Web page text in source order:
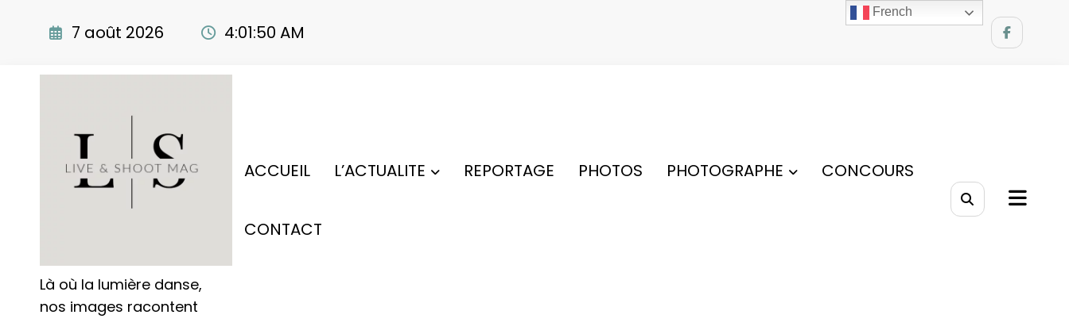
7 août 2026 4:01:51 AM
Là où la lumière danse,
nos images racontent
ACCUEIL L’ACTUALITE REPORTAGE PHOTOS PHOTOGRAPHE CONCOURS
CONTACT
French